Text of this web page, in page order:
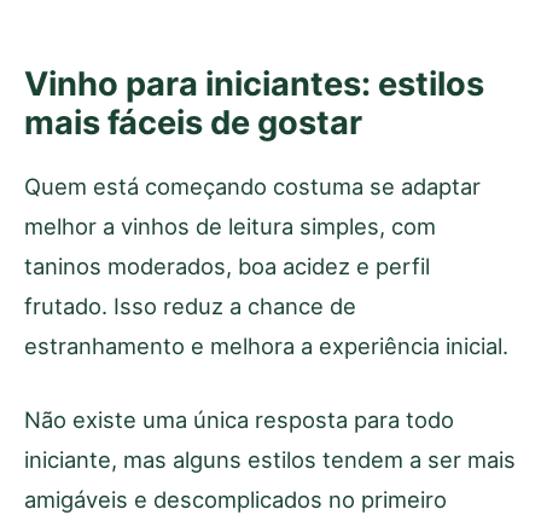
Vinho para iniciantes: estilos
mais fáceis de gostar
Quem está começando costuma se adaptar
melhor a vinhos de leitura simples, com
taninos moderados, boa acidez e perfil
frutado. Isso reduz a chance de
estranhamento e melhora a experiência inicial.
Não existe uma única resposta para todo
iniciante, mas alguns estilos tendem a ser mais
amigáveis e descomplicados no primeiro